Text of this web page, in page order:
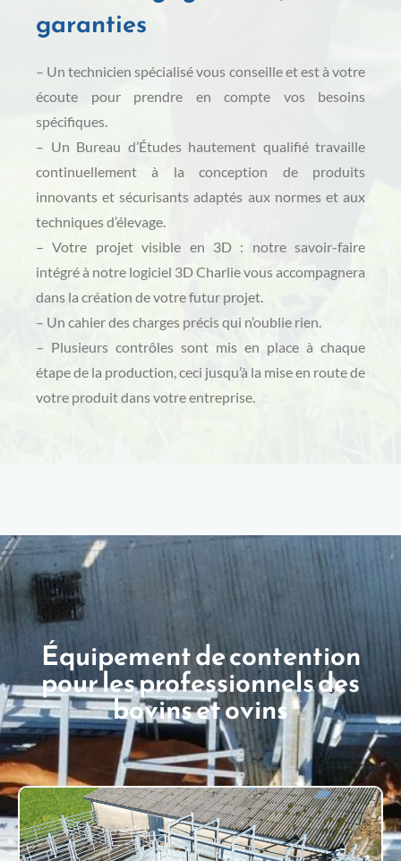
garanties
– Un technicien spécialisé vous conseille et est à votre
écoute pour prendre en compte vos besoins
spécifiques.
– Un Bureau d’Études hautement qualifié travaille
continuellement à la conception de produits
innovants et sécurisants adaptés aux normes et aux
techniques d’élevage.
– Votre projet visible en 3D : notre savoir-faire
intégré à notre logiciel 3D Charlie vous accompagnera
dans la création de votre futur projet.
– Un cahier des charges précis qui n’oublie rien.
– Plusieurs contrôles sont mis en place à chaque
étape de la production, ceci jusqu’à la mise en route de
votre produit dans votre entreprise.
Équipement de contention
pour les professionnels des
bovins et ovins